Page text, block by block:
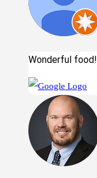
Wonderful food!